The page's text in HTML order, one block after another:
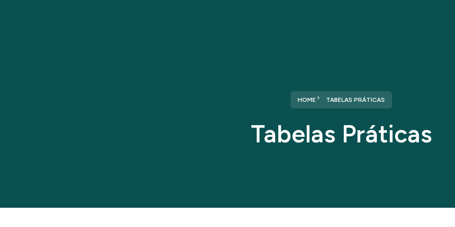
HOME TABELAS PRÁTICAS
Tabelas Práticas